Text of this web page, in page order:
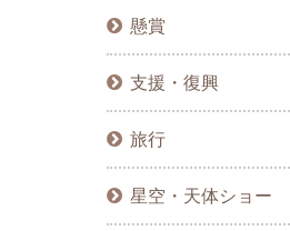
懸賞
支援・復興
旅行
星空・天体ショー